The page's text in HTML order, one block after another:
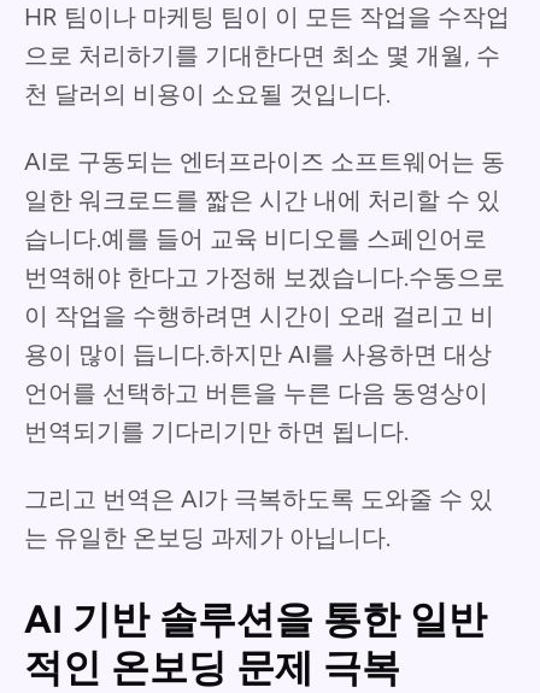
HR 팀이나 마케팅 팀이 이 모든 작업을 수작업
으로 처리하기를 기대한다면 최소 몇 개월, 수
천 달러의 비용이 소요될 것입니다.
AI로 구동되는 엔터프라이즈 소프트웨어는 동
일한 워크로드를 짧은 시간 내에 처리할 수 있
습니다.예를 들어 교육 비디오를 스페인어로
번역해야 한다고 가정해 보겠습니다.수동으로
이 작업을 수행하려면 시간이 오래 걸리고 비
용이 많이 듭니다.하지만 AI를 사용하면 대상
언어를 선택하고 버튼을 누른 다음 동영상이
번역되기를 기다리기만 하면 됩니다.
그리고 번역은 AI가 극복하도록 도와줄 수 있
는 유일한 온보딩 과제가 아닙니다.
AI 기반 솔루션을 통한 일반
적인 온보딩 문제 극복